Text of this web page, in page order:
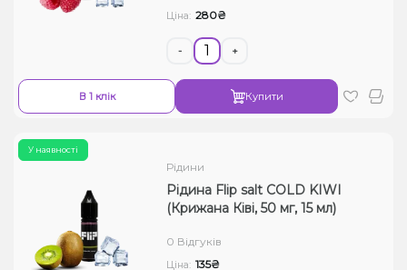
Ціна: 280₴
- +
В 1 клік Купити
У наявності
Рідини
Рідина Flip salt COLD KIWI
(Крижана Ківі, 50 мг, 15 мл)
0 Відгуків
Ціна: 135₴